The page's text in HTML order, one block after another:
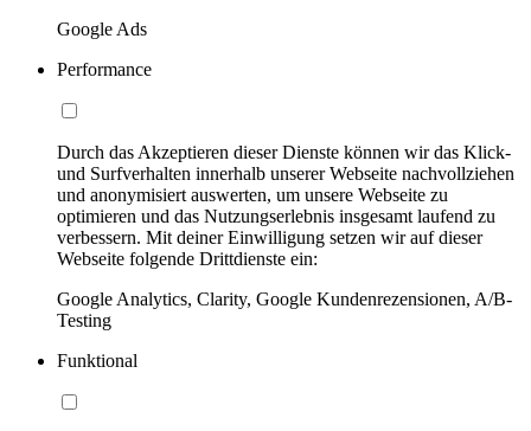
Google Ads
Performance
Durch das Akzeptieren dieser Dienste können wir das Klick-
und Surfverhalten innerhalb unserer Webseite nachvollziehen
und anonymisiert auswerten, um unsere Webseite zu
optimieren und das Nutzungserlebnis insgesamt laufend zu
verbessern. Mit deiner Einwilligung setzen wir auf dieser
Webseite folgende Drittdienste ein:
Google Analytics, Clarity, Google Kundenrezensionen, A/B-
Testing
Funktional